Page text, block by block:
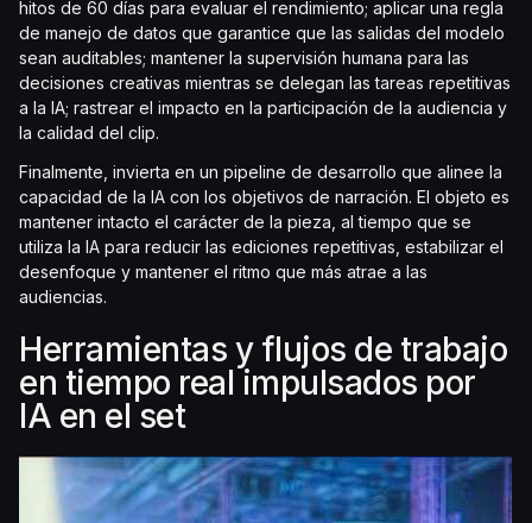
hitos de 60 días para evaluar el rendimiento; aplicar una regla
de manejo de datos que garantice que las salidas del modelo
sean auditables; mantener la supervisión humana para las
decisiones creativas mientras se delegan las tareas repetitivas
a la IA; rastrear el impacto en la participación de la audiencia y
la calidad del clip.
Finalmente, invierta en un pipeline de desarrollo que alinee la
capacidad de la IA con los objetivos de narración. El objeto es
mantener intacto el carácter de la pieza, al tiempo que se
utiliza la IA para reducir las ediciones repetitivas, estabilizar el
desenfoque y mantener el ritmo que más atrae a las
audiencias.
Herramientas y flujos de trabajo
en tiempo real impulsados por
IA en el set